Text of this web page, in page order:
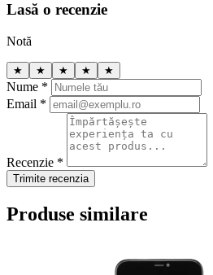
Lasă o recenzie
Notă
★ ★ ★ ★ ★
Nume *
Email *
Recenzie *
Trimite recenzia
Produse similare